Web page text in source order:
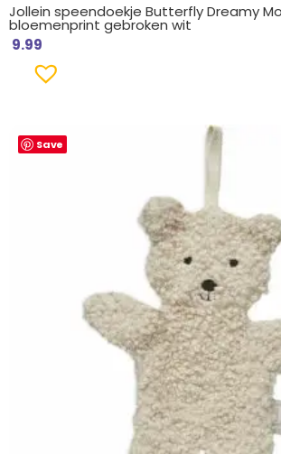
Jollein speendoekje Butterfly Dreamy
bloemenprint gebroken wit
9.99
Save